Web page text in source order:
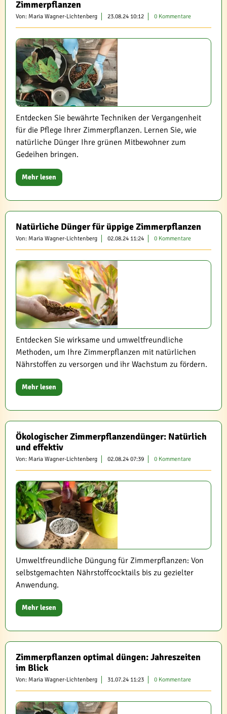
Zimmerpflanzen
Von: Maria Wagner-Lichtenberg 23.08.24 10:12 0 Kommentare
Entdecken Sie bewährte Techniken der Vergangenheit
für die Pflege Ihrer Zimmerpflanzen. Lernen Sie, wie
natürliche Dünger Ihre grünen Mitbewohner zum
Gedeihen bringen.
Mehr lesen
Natürliche Dünger für üppige Zimmerpflanzen
Von: Maria Wagner-Lichtenberg 02.08.24 11:24 0 Kommentare
Entdecken Sie wirksame und umweltfreundliche
Methoden, um Ihre Zimmerpflanzen mit natürlichen
Nährstoffen zu versorgen und ihr Wachstum zu fördern.
Mehr lesen
Ökologischer Zimmerpflanzendünger: Natürlich
und effektiv
Von: Maria Wagner-Lichtenberg 02.08.24 07:39 0 Kommentare
Umweltfreundliche Düngung für Zimmerpflanzen: Von
selbstgemachten Nährstoffcocktails bis zu gezielter
Anwendung.
Mehr lesen
Zimmerpflanzen optimal düngen: Jahreszeiten
im Blick
Von: Maria Wagner-Lichtenberg 31.07.24 11:23 0 Kommentare